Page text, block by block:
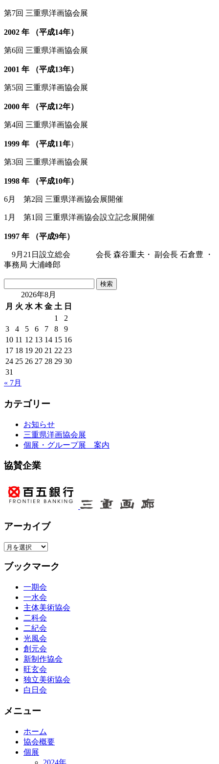
第7回 三重県洋画協会展
2002 年 （平成14年）
第6回 三重県洋画協会展
2001 年 （平成13年）
第5回 三重県洋画協会展
2000 年 （平成12年）
第4回 三重県洋画協会展
1999 年 （平成11年）
第3回 三重県洋画協会展
1998 年 （平成10年）
6月 第2回 三重県洋画協会展開催
1月 第1回 三重県洋画協会設立記念展開催
1997 年 （平成9年）
9月21日設立総会 会長 森谷重夫・ 副会長 石倉豊 ・
事務局 大浦峰郎
2026年8月
月 火 水 木 金 土 日
1
2
3
4 5 6 7 8
9
10 11 12 13 14 15 16
17 18 19 20 21 22 23
24 25 26 27 28 29 30
31
« 7月
カテゴリー
お知らせ
三重県洋画協会展
個展・グループ展 案内
協賛企業
アーカイブ
ア
カ
ブックマーク
一期会
一水会
主体美術協会
二科会
二紀会
光風会
創元会
新制作協会
旺玄会
独立美術協会
白日会
メニュー
ホーム
協会概要
個展
2024年